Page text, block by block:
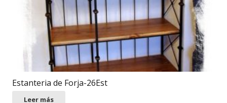
Estanteria de Forja-26Est
Leer más